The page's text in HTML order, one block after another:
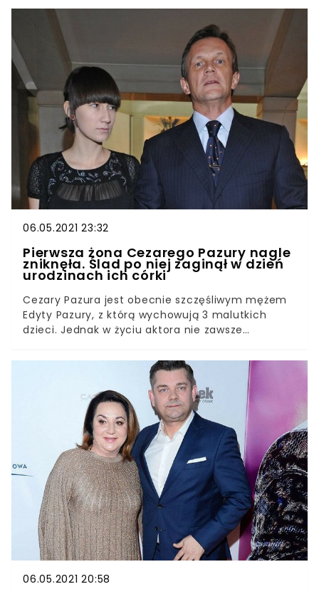
zespołu Ich Troje. Artystka wczoraj, 22 maja
obchodziła 50. urodziny. Magda Femme mimo
upływu lat wciąż wygląda fenomenalnie. Czym
zajmuje się pierwsza żona Michała
Wiśniewskiego?
06.05.2021 23:32
Pierwsza żona Cezarego Pazury nagle
zniknęła. Ślad po niej zaginął w dzień
urodzinach ich córki
Cezary Pazura jest obecnie szczęśliwym mężem
Edyty Pazury, z którą wychowują 3 malutkich
dzieci. Jednak w życiu aktora nie zawsze
niejaka Żaneta, z którą ma córkę Anastazję.
Kobieta nagle zniknęła w dzień 6. urodzin
dziewczyny. Cezary Pazura ma za sobą trzy
małżeństwa. Pierwsze trwało zaledwie 5 lat,
relacja z Żanetą wywołała wielkie zamieszanie w
życiu aktora.
06.05.2021 20:58